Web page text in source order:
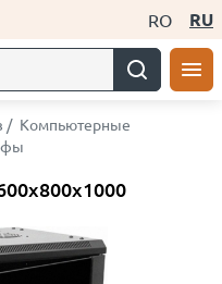
RO RU
/ Компьютерные